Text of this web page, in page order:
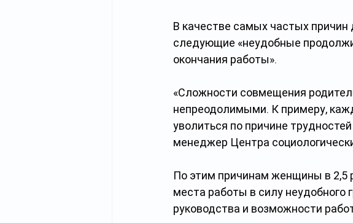
В качестве самых частых
следующие «неудобные
окончания работы».
«Сложности совмещения
непреодолимыми. К примеру,
уволиться по причине
менеджер Центра
По этим причинам женщины в 2,5
места работы в силу неудобного
руководства и возможности